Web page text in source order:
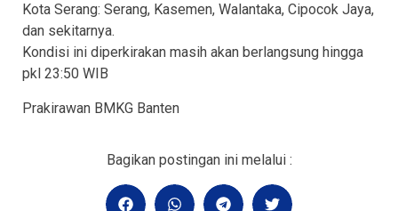
Kota Serang: Serang, Kasemen, Walantaka, Cipocok Jaya,
dan sekitarnya.
Kondisi ini diperkirakan masih akan berlangsung hingga
pkl 23:50 WIB
Prakirawan BMKG Banten
Bagikan postingan ini melalui :